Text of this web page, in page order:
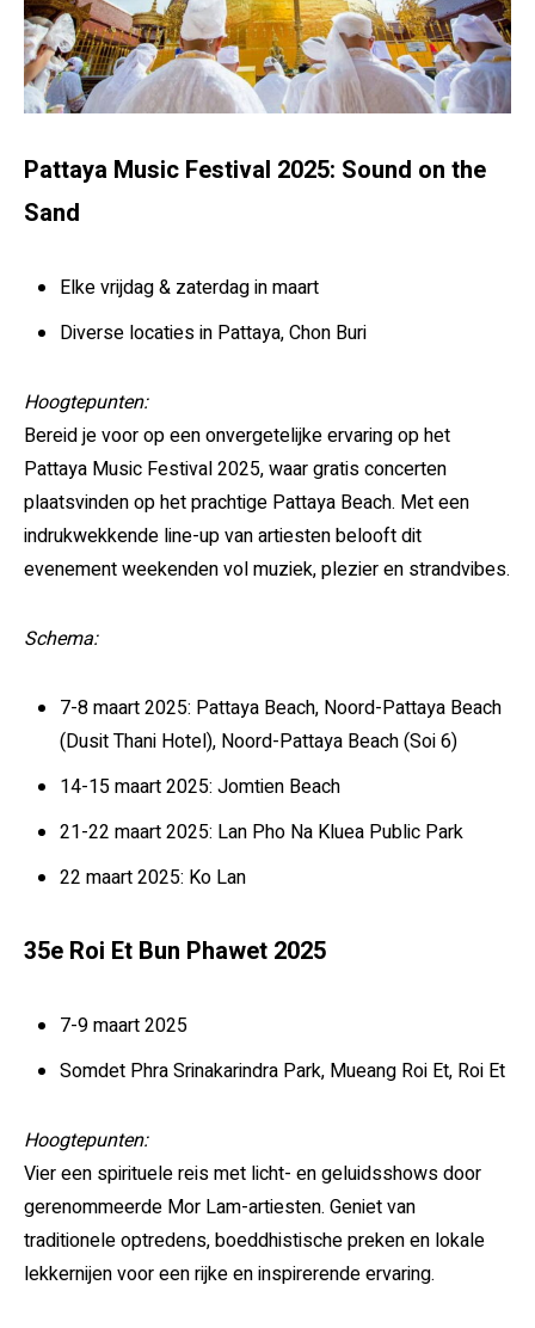
Pattaya Music Festival 2025: Sound on the
Sand
Elke vrijdag & zaterdag in maart
Diverse locaties in Pattaya, Chon Buri
Hoogtepunten:
Bereid je voor op een onvergetelijke ervaring op het
Pattaya Music Festival 2025, waar gratis concerten
plaatsvinden op het prachtige Pattaya Beach. Met een
indrukwekkende line-up van artiesten belooft dit
evenement weekenden vol muziek, plezier en strandvibes.
Schema:
7-8 maart 2025: Pattaya Beach, Noord-Pattaya Beach
(Dusit Thani Hotel), Noord-Pattaya Beach (Soi 6)
14-15 maart 2025: Jomtien Beach
21-22 maart 2025: Lan Pho Na Kluea Public Park
22 maart 2025: Ko Lan
35e Roi Et Bun Phawet 2025
7-9 maart 2025
Somdet Phra Srinakarindra Park, Mueang Roi Et, Roi Et
Hoogtepunten:
Vier een spirituele reis met licht- en geluidsshows door
gerenommeerde Mor Lam-artiesten. Geniet van
traditionele optredens, boeddhistische preken en lokale
lekkernijen voor een rijke en inspirerende ervaring.